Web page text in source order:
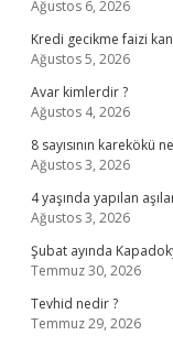
Ağustos 6, 2026
Kredi gecikme faizi
Ağustos 5, 2026
Avar kimlerdir ?
Ağustos 4, 2026
8 sayısının karekökü
Ağustos 3, 2026
4 yaşında yapılan
Ağustos 3, 2026
Şubat ayında
Temmuz 30, 2026
Tevhid nedir ?
Temmuz 29, 2026